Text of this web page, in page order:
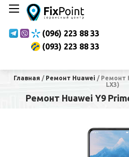
(096) 223 88 33
(093) 223 88 33
Главная / Ремонт Huawei / Ремонт
LX3)
Ремонт Huawei Y9